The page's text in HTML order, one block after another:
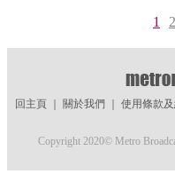
1 2
回主頁｜ 關於我們 使用條款及
Copyright 2020© Metro